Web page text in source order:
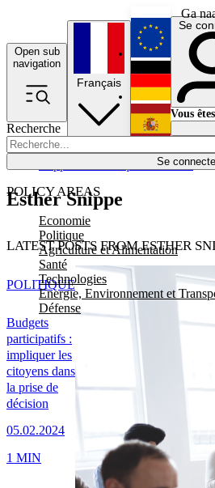
Ga
Open sub
navigation
Recherche
Se
POLICY AREAS
Economie
Politique
Agriculture et Alimentation
Santé
Technologies
Energie, Environnement et
Défense
Économie
Français
English
Deutsch
Español
Se
Vous
Esther Snippe
LATEST POSTS FROM ESTHER
Budgets
participatifs :
impliquer les
citoyens dans
la prise de
décision
05.02.2024
POLITIQUE
1 MIN